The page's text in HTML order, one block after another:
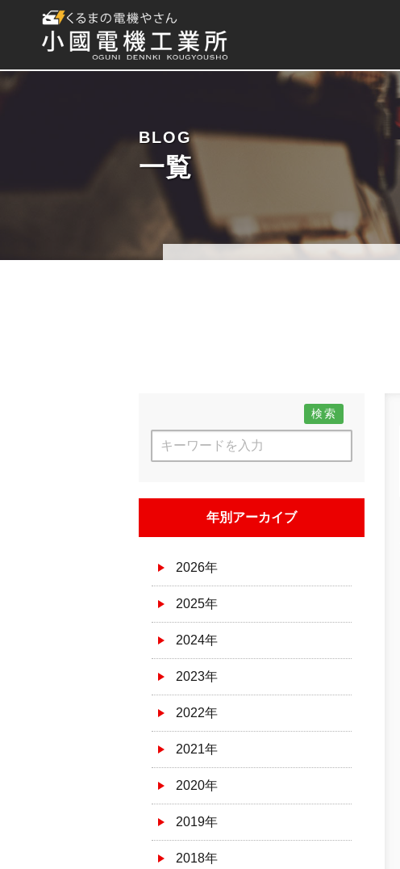
BLOG
一覧
検索
年別アーカイブ
2026年
2025年
2024年
2023年
2022年
2021年
2020年
2019年
2018年